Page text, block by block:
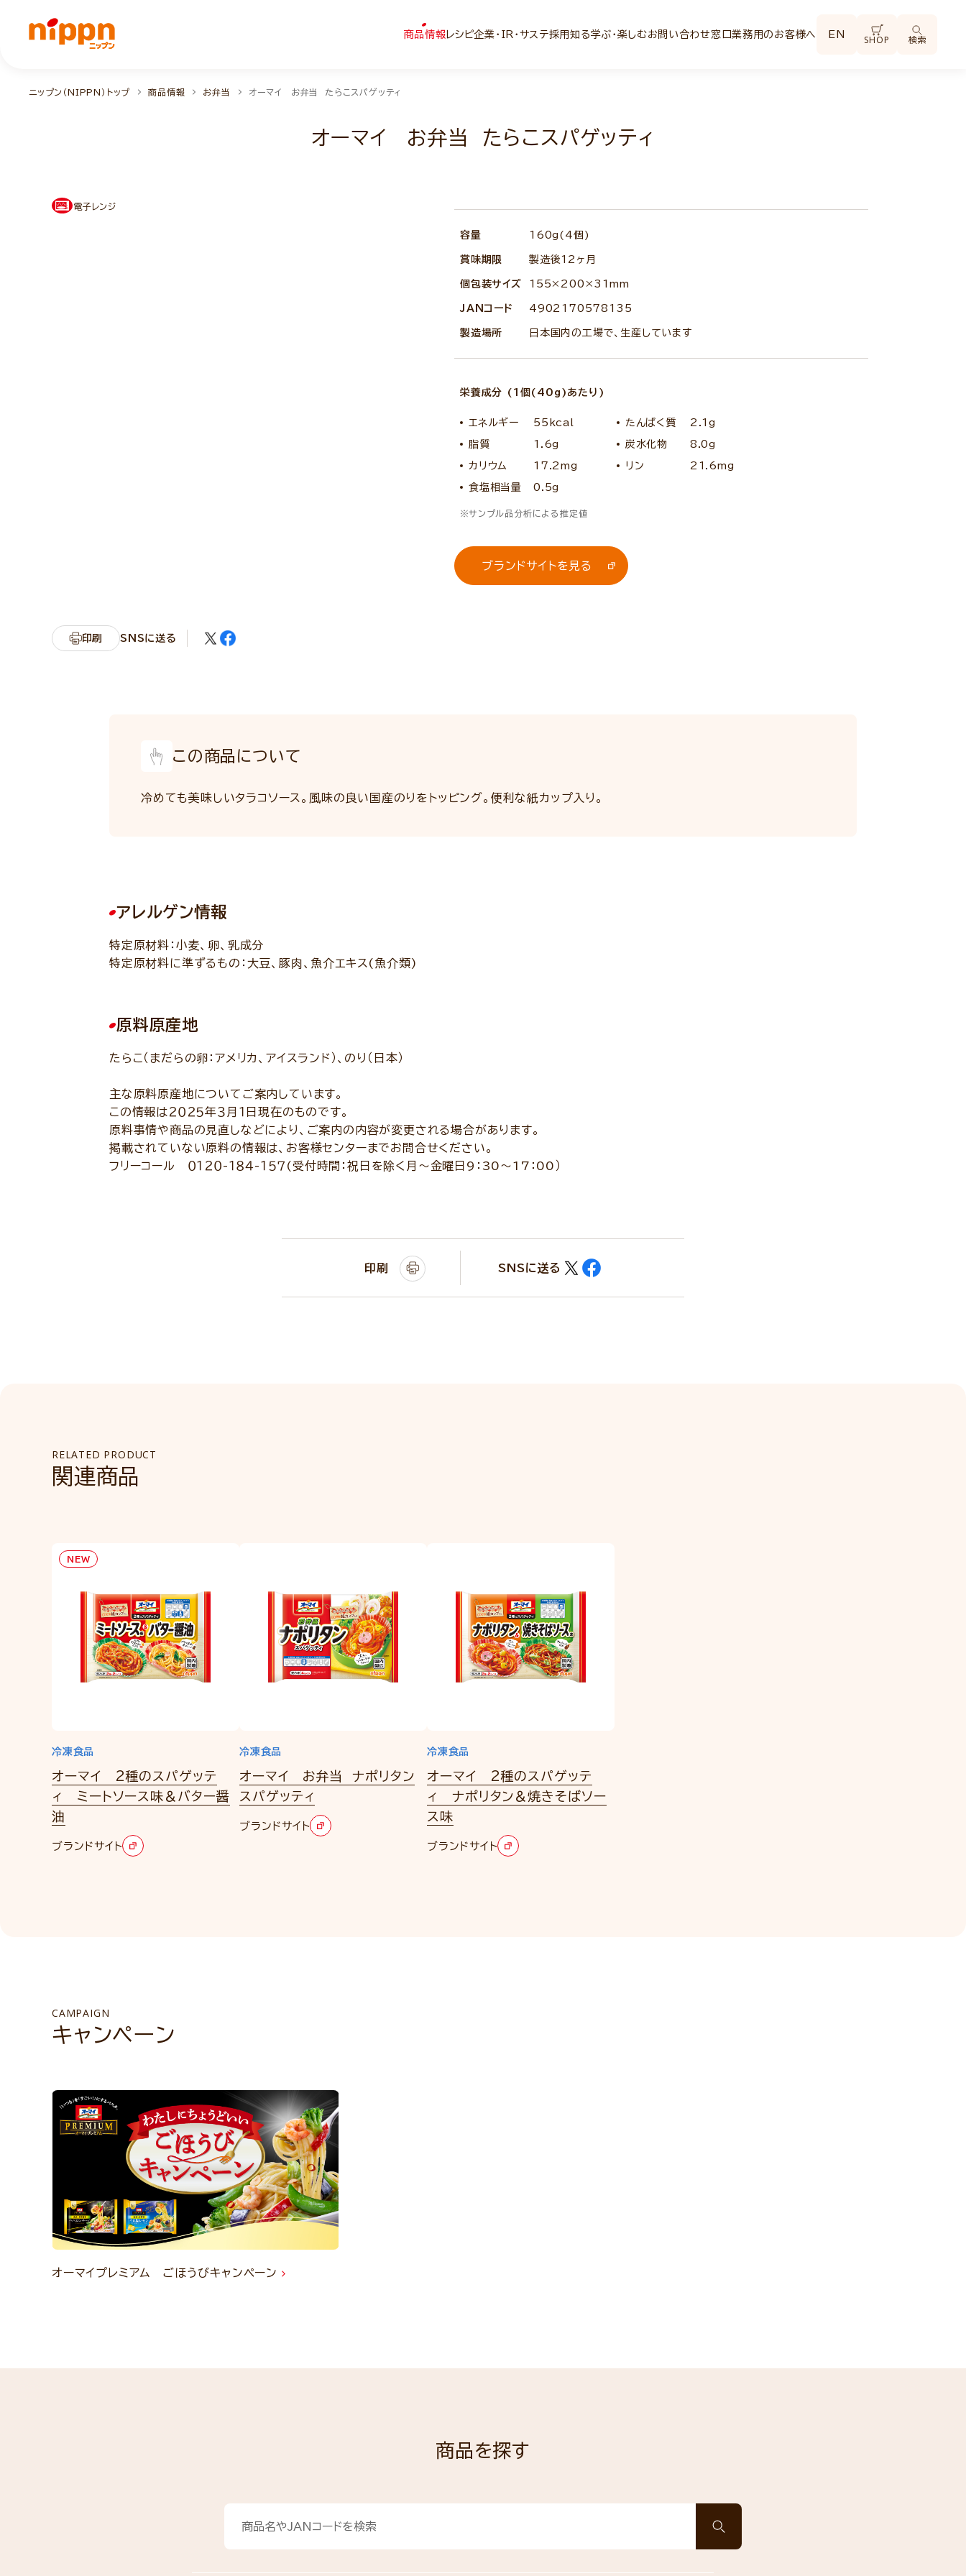
商品情報 レシピ企業・IR・サステ採用知る学ぶ・楽しむお問い合わせ窓口業務用のお客様へ EN SHOP 検索
ニップン（NIPPN）トップ 商品情報 お弁当 オーマイ お弁当 たらこスパゲッティ
オーマイ お弁当 たらこスパゲッティ
電子レンジ
容量 160g(4個)
賞味期限 製造後12ヶ月
個包装サイズ 155×200×31mm
JANコード 4902170578135
製造場所 日本国内の工場で、生産しています
栄養成分 (1個(40g)あたり)
エネルギー 55kcal たんぱく質 2.1g
脂質 1.6g 炭水化物 8.0g
カリウム 17.2mg リン 21.6mg
食塩相当量 0.5g
サンプル品分析による推定値
ブランドサイトを見る
印刷 SNSに送る
この商品について
冷めても美味しいタラコソース。風味の良い国産のりをトッピング。便利な紙カップ入り。
アレルゲン情報
特定原材料：小麦、卵、乳成分
特定原材料に準ずるもの：大豆、豚肉、魚介エキス(魚介類)
原料原産地
たらこ（まだらの卵：アメリカ、アイスランド）、のり（日本）
主な原料原産地についてご案内しています。
この情報は２０２５年３月１日現在のものです。
原料事情や商品の見直しなどにより、ご案内の内容が変更される場合があります。
掲載されていない原料の情報は、お客様センターまでお問合せください。
フリーコール ０１２０-１８４-１５７(受付時間：祝日を除く月～金曜日9：30～17：00）
印刷 SNSに送る
RELATED PRODUCT
関連商品
NEW
冷凍食品
オーマイ 2種のスパゲッテ
ィ ミートソース味＆バター醤
油
ブランドサイト
冷凍食品
オーマイ お弁当 ナポリタン
スパゲッティ
ブランドサイト
冷凍食品
オーマイ 2種のスパゲッテ
ィ ナポリタン＆焼きそばソー
ス味
ブランドサイト
CAMPAIGN
キャンペーン
オーマイプレミアム ごほうびキャンペーン
商品を探す